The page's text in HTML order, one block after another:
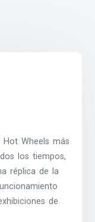
Hot Wheels más
los tiempos,
réplica de la
de